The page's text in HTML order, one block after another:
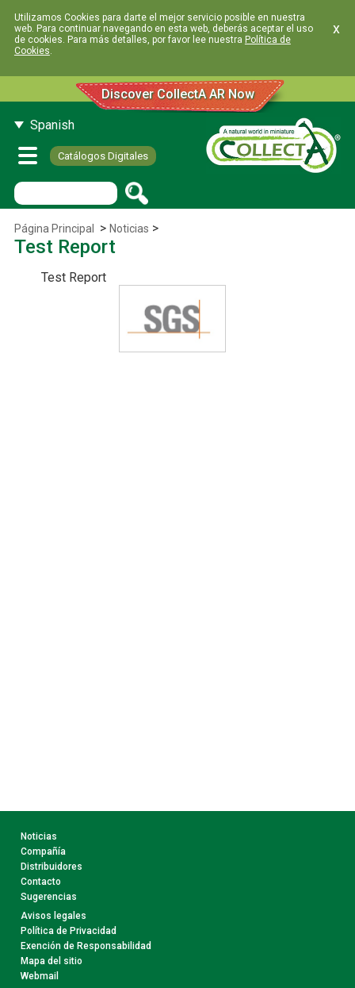
Utilizamos Cookies para darte el mejor servicio posible en nuestra
web. Para continuar navegando en esta web, deberás aceptar el uso
de cookies. Para más detalles, por favor lee nuestra Política de
Cookies.
x
Discover CollectA AR Now
Spanish
Catálogos Digitales
Página Principal > Noticias >
Test Report
Test Report
Noticias
Compañía
Distribuidores
Contacto
Sugerencias
Avisos legales
Política de Privacidad
Exención de Responsabilidad
Mapa del sitio
Webmail